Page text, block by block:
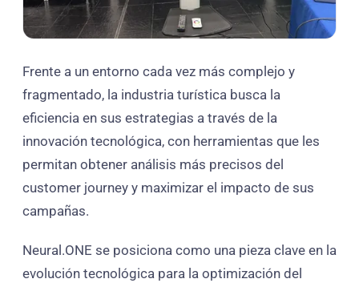
Frente a un entorno cada vez más complejo y
fragmentado, la industria turística busca la
eficiencia en sus estrategias a través de la
innovación tecnológica, con herramientas que les
permitan obtener análisis más precisos del
customer journey y maximizar el impacto de sus
campañas.
Neural.ONE se posiciona como una pieza clave en la
evolución tecnológica para la optimización del